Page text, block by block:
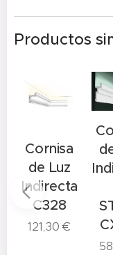
Productos
Cornisa
de Luz
Indirecta
C328
121,30€